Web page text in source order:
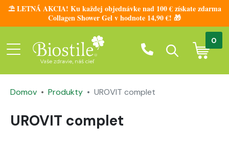
⛱️ LETNÁ AKCIA! Ku každej objednávke nad 100 € získate zdarma
Collagen Shower Gel v hodnote 14,90 €! 🎁
0
Domov Produkty UROVIT complet
UROVIT complet